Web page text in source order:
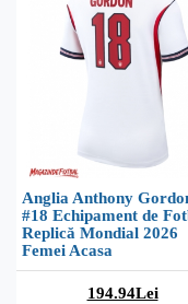
Anglia Anthony
#18 Echipament de
Replică Mondial 2026
Femei Acasa
194.94Lei